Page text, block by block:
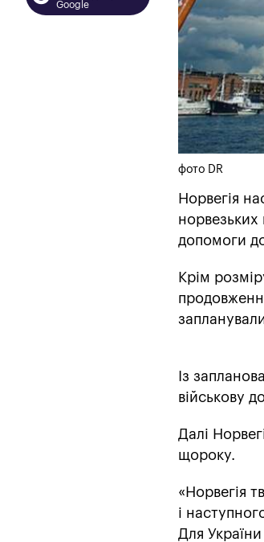
Google
фото DR
Норвегія
допомоги
Крім
Із
військову
Далі
щороку.
«Норвегія
і
Для